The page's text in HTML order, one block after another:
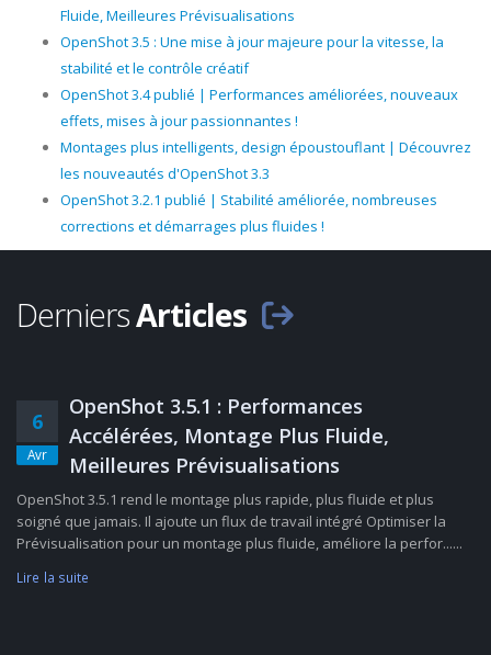
Fluide, Meilleures Prévisualisations
OpenShot 3.5 : Une mise à jour majeure pour la vitesse, la
stabilité et le contrôle créatif
OpenShot 3.4 publié | Performances améliorées, nouveaux
effets, mises à jour passionnantes !
Montages plus intelligents, design époustouflant | Découvrez
les nouveautés d'OpenShot 3.3
OpenShot 3.2.1 publié | Stabilité améliorée, nombreuses
corrections et démarrages plus fluides !
DerniersArticles
6
Avr
OpenShot 3.5.1 : Performances
Accélérées, Montage Plus Fluide,
Meilleures Prévisualisations
OpenShot 3.5.1 rend le montage plus rapide, plus fluide et plus
soigné que jamais. Il ajoute un flux de travail intégré Optimiser la
Prévisualisation pour un montage plus fluide, améliore la perfor......
Lire la suite